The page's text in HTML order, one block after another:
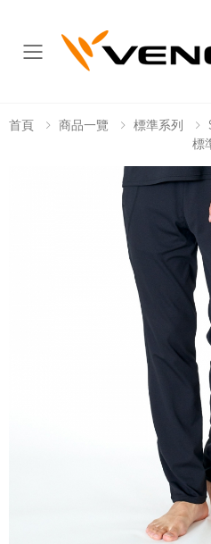
Toggle
首頁 商品一覽 標準系列
標